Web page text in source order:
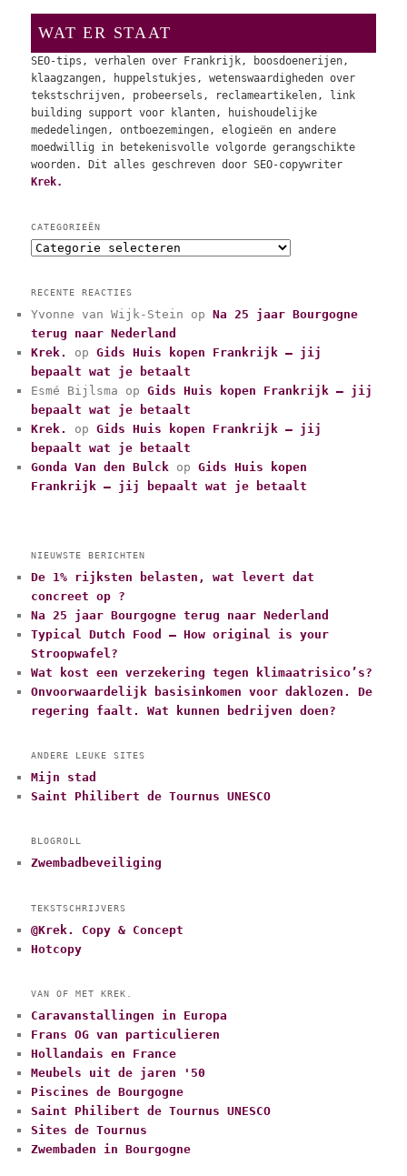
WAT ER STAAT
SEO-tips, verhalen over Frankrijk, boosdoenerijen,
klaagzangen, huppelstukjes, wetenswaardigheden over
tekstschrijven, probeersels, reclameartikelen, link
building support voor klanten, huishoudelijke
mededelingen, ontboezemingen, elogieën en andere
moedwillig in betekenisvolle volgorde gerangschikte
woorden. Dit alles geschreven door SEO-copywriter
Krek.
CATEGORIEËN
C
e
g
o
r
i
e
ë
RECENTE REACTIES
Yvonne van Wijk-Stein opNa 25 jaar Bourgogne
terug naar Nederland
Krek.
opGids Huis kopen Frankrijk – jij
bepaalt wat je betaalt
Esmé Bijlsma opGids Huis kopen Frankrijk – jij
bepaalt wat je betaalt
Krek.
opGids Huis kopen Frankrijk – jij
bepaalt wat je betaalt
Gonda Van den Bulck opGids Huis kopen
Frankrijk – jij bepaalt wat je betaalt
NIEUWSTE BERICHTEN
De 1% rijksten belasten, wat levert dat
concreet op ?
Na 25 jaar Bourgogne terug naar Nederland
Typical Dutch Food – How original is your
Stroopwafel?
Wat kost een verzekering tegen klimaatrisico’s?
Onvoorwaardelijk basisinkomen voor daklozen. De
regering faalt. Wat kunnen bedrijven doen?
ANDERE LEUKE SITES
Mijn stad
Saint Philibert de Tournus UNESCO
BLOGROLL
Zwembadbeveiliging
TEKSTSCHRIJVERS
@Krek. Copy & Concept
Hotcopy
VAN OF MET KREK.
Caravanstallingen in Europa
Frans OG van particulieren
Hollandais en France
Meubels uit de jaren '50
Piscines de Bourgogne
Saint Philibert de Tournus UNESCO
Sites de Tournus
Zwembaden in Bourgogne